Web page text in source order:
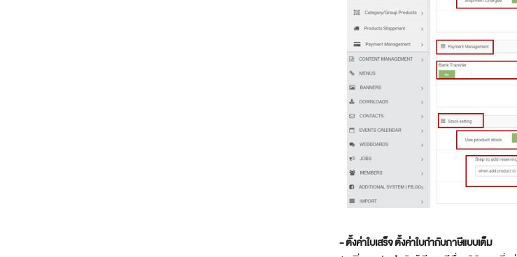
- ตั้งค่าใบเสร็จตั้งค่าใบกำกับภาษีแบบเต็ม